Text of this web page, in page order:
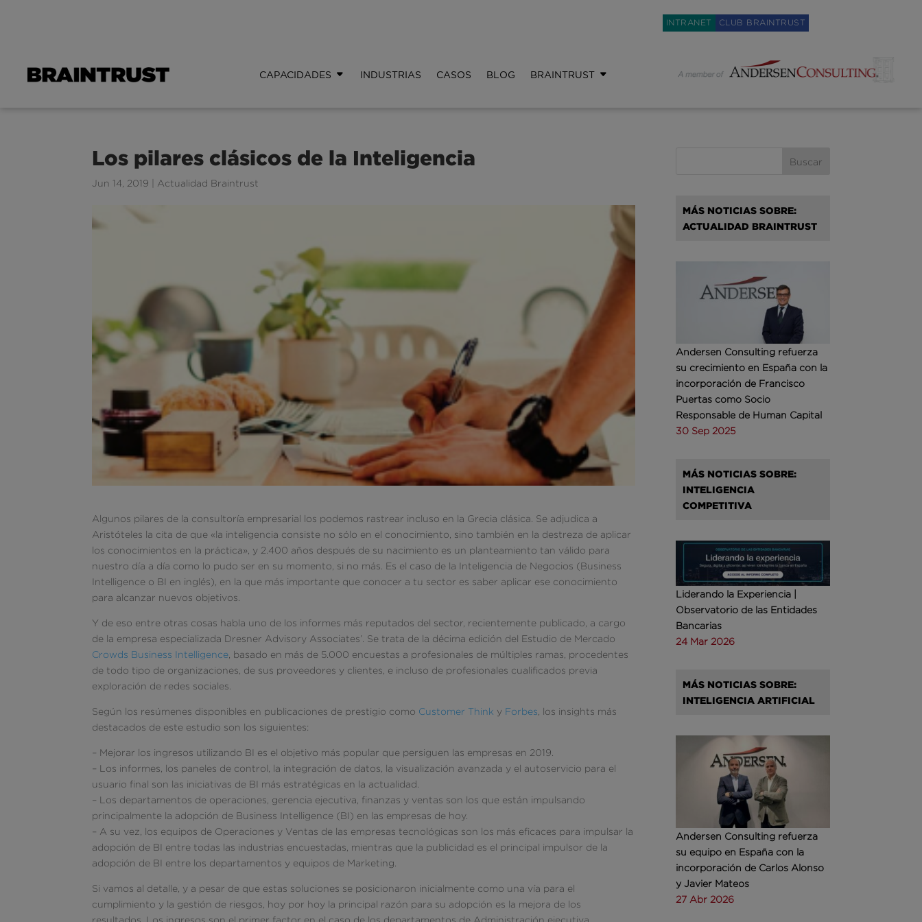
INTRANET CLUB BRAINTRUST
CAPACIDADES INDUSTRIAS CASOS BLOG BRAINTRUST
Los pilares clásicos de la Inteligencia
Jun 14, 2019 Actualidad Braintrust
Algunos pilares de la consultoría empresarial los podemos rastrear incluso en la Grecia clásica. Se adjudica a
Aristóteles la cita de que «la inteligencia consiste no sólo en el conocimiento, sino también en la destreza de aplicar
los conocimientos en la práctica», y 2.400 años después de su nacimiento es un planteamiento tan válido para
nuestro día a día como lo pudo ser en su momento, si no más. Es el caso de la Inteligencia de Negocios (Business
Intelligence o BI en inglés), en la que más importante que conocer a tu sector es saber aplicar ese conocimiento
para alcanzar nuevos objetivos.
Y de eso entre otras cosas habla uno de los informes más reputados del sector, recientemente publicado, a cargo
de la empresa especializada Dresner Advisory Associates’. Se trata de la décima edición del Estudio de Mercado
Crowds Business Intelligence , basado en más de 5.000 encuestas a profesionales de múltiples ramas, procedentes
de todo tipo de organizaciones, de sus proveedores y clientes, e incluso de profesionales cualificados previa
exploración de redes sociales.
Según los resúmenes disponibles en publicaciones de prestigio como Customer Think y Forbes , los insights más
destacados de este estudio son los siguientes:
– Mejorar los ingresos utilizando BI es el objetivo más popular que persiguen las empresas en 2019.
– Los informes, los paneles de control, la integración de datos, la visualización avanzada y el autoservicio para el
usuario final son las iniciativas de BI más estratégicas en la actualidad.
– Los departamentos de operaciones, gerencia ejecutiva, finanzas y ventas son los que están impulsando
principalmente la adopción de Business Intelligence (BI) en las empresas de hoy.
– A su vez, los equipos de Operaciones y Ventas de las empresas tecnológicas son los más eficaces para impulsar la
adopción de BI entre todas las industrias encuestadas, mientras que la publicidad es el principal impulsor de la
adopción de BI entre los departamentos y equipos de Marketing.
Si vamos al detalle, y a pesar de que estas soluciones se posicionaron inicialmente como una vía para el
cumplimiento y la gestión de riesgos, hoy por hoy la principal razón para su adopción es la mejora de los
resultados. Los ingresos son el primer factor en el caso de los departamentos de Administración ejecutiva,
MÁS NOTICIAS SOBRE:
ACTUALIDAD BRAINTRUST
Andersen Consulting refuerza
su crecimiento en España con la
incorporación de Francisco
Puertas como Socio
Responsable de Human Capital
30 Sep 2025
MÁS NOTICIAS SOBRE:
INTELIGENCIA
COMPETITIVA
Liderando la Experiencia |
Observatorio de las Entidades
Bancarias
24 Mar 2026
MÁS NOTICIAS SOBRE:
INTELIGENCIA ARTIFICIAL
Andersen Consulting refuerza
su equipo en España con la
incorporación de Carlos Alonso
y Javier Mateos
27 Abr 2026